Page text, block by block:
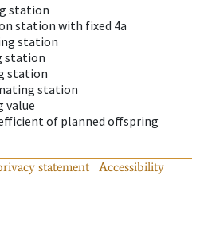
station
station with fixed 4a
station
station
station
station
value
of planned offspring
statement
Accessibility